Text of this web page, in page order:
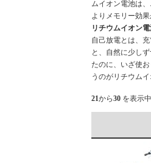
ムイオン電池は
よりメモリー効
リチウムイオン
自己放電とは、
と、自然に少し
たのに、いざ使
うのがリチウム
21から30 を表示